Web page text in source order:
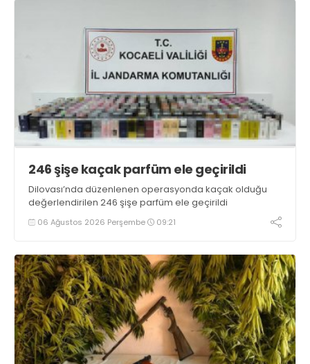
246 şişe kaçak parfüm ele geçirildi
Dilovası’nda düzenlenen operasyonda kaçak olduğu
değerlendirilen 246 şişe parfüm ele geçirildi
06 Ağustos 2026 Perşembe 09:21